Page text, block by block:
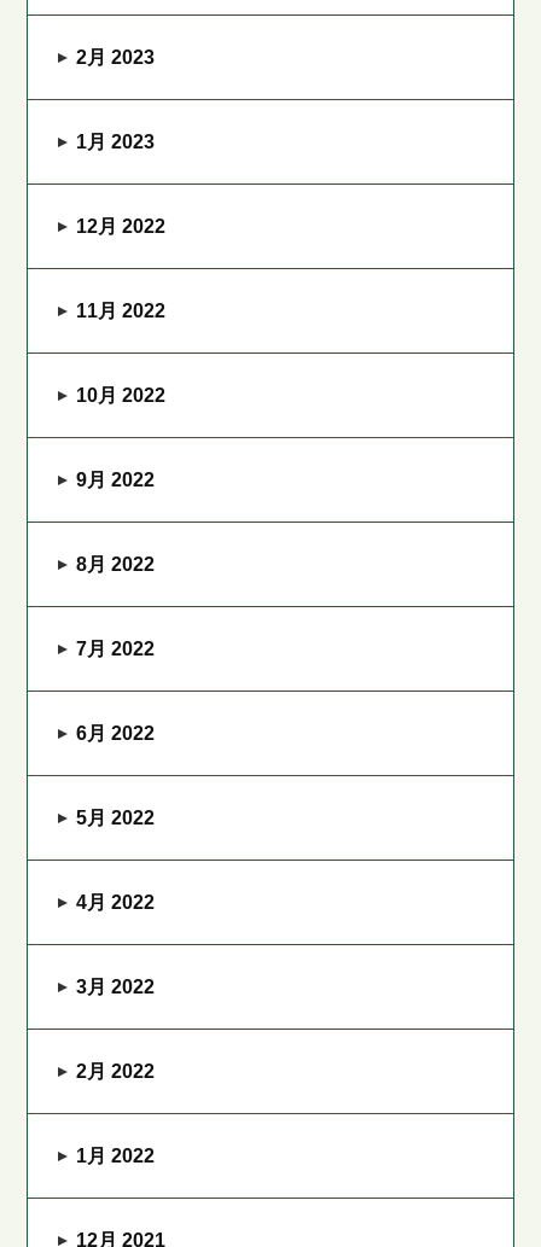
2月 2023
1月 2023
12月 2022
11月 2022
10月 2022
9月 2022
8月 2022
7月 2022
6月 2022
5月 2022
4月 2022
3月 2022
2月 2022
1月 2022
12月 2021